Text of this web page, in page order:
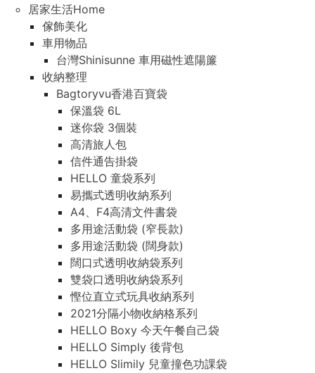
居家生活Home
傢飾美化
車用物品
台灣Shinisunne 車用磁性遮陽簾
收納整理
Bagtoryvu香港百寶袋
保溫袋 6L
迷你袋 3個裝
高清旅人包
信件通告掛袋
HELLO 童袋系列
易攜式透明收納系列
A4、F4高清文件書袋
多用途活動袋 (窄長款)
多用途活動袋 (闊身款)
闊口式透明收納袋系列
雙袋口透明收納袋系列
慳位直立式玩具收納系列
2021分隔小物收納格系列
HELLO Boxy 今天午餐自己袋
HELLO Simply 後背包
HELLO Slimily 兒童撞色功課袋